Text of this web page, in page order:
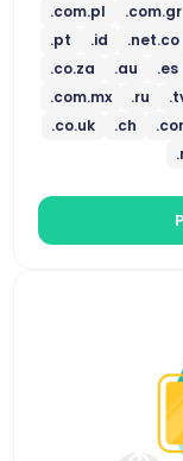
.com.pl
.com.gr
.pt
.id .net.co
.co.za
.au .es
.com.mx
.ru
.co.uk
.ch